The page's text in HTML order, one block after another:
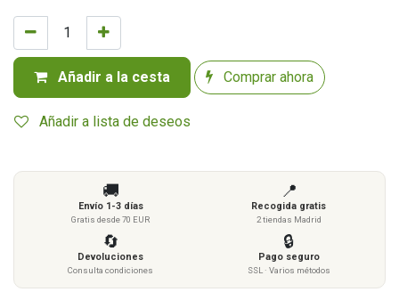
Añadir a la cesta Comprar ahora
Añadir a lista de deseos
🚚
Envío 1-3 días
Gratis desde 70 EUR
📍
Recogida gratis
2 tiendas Madrid
🔄
Devoluciones
Consulta condiciones
🔒
Pago seguro
SSL · Varios métodos